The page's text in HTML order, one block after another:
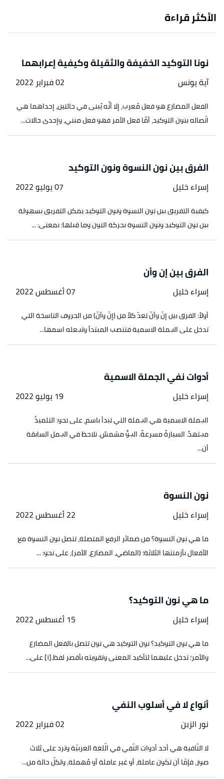
الأكثر قراءة
نونا التوكيد الخفيفة والثقيلة وكيفية إعرابهما
آية يونس 02 فبراير 2022
الفعل المضارع هو فعل مُعرب، إلا أنَّه يُبنى في حالتين، إحداهما هي
اتّصاله بنون التوكيد، أمَّا فعل الأمر فهو فعل مبني، وإحدى حالات...
الفرق بين نون النسوة ونون التوكيد
إسراء خليل 07 يوليو 2022
كيفية التفريق بين نون النسوة ونون التوكيد يمكن التفريق بسهولة
بين نون التوكيد ونون النسوة بحركة النون وما قبلها؛ بمعنى: ...
الفرق بين إن وأن
إسراء خليل 07 أغسطس 2022
أولاً: الفرق بين إنّ وأنّ تعدّ كلاً من (إنّ وأنّ) من الحروف الناسخة التي
تدخل على الجملة الاسمية فتنصب المبتدأ وتجعله اسمها...
أدوات نفي الجملة الاسمية
إسراء خليل 19 يوليو 2022
الجملة الاسمية هي الجملة التي تبدأ باسم، على نحو: التلميذُ
مجتهدٌ. السيارةُ مسرعةٌ. الجوُّ مشمسٌ. نلاحظ في الجمل السابقة
أن...
نون النسوة
إسراء خليل 22 أغسطس 2022
ما هي نون النسوة؟ من ضمائر الرفع المتصلة، تتصل نون النسوة مع
الأفعال بأزمنتها الثلاثة؛ (الماضي، المضارع، الأمر)، على نحو: ...
ما هي نون التوكيد؟
إسراء خليل 15 أغسطس 2022
ما هي نون التوكيد؟ نون التوكيد هي نون تتصل بالفعل المضارع
والأمر؛ تدخل عليهما لتأكيد المعنى وتقويته بأقصر لفظ.[١] على...
أنواع لا في أسلوب النفي
نور الزبن 02 فبراير 2022
لا النّافية هي أحد أدوات النّفي في الّلغة العربيّة وترد على ثلاث
صور، فإمّا أن تكون عاملة، أو غير عاملة أو مُهملة، ولكلّ حالة من...